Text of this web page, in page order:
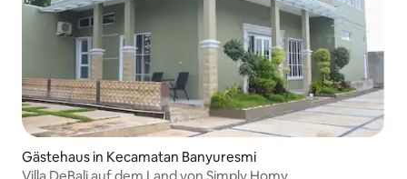
Gästehaus in Kecamatan Banyuresmi